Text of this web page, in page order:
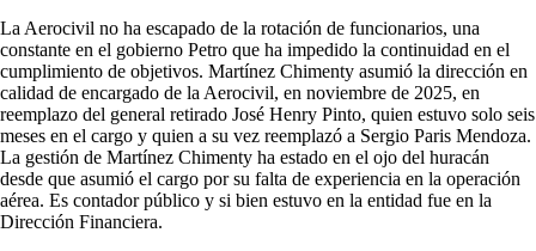
La Aerocivil no ha escapado de la rotación de funcionarios, una
constante en el gobierno Petro que ha impedido la continuidad en el
cumplimiento de objetivos. Martínez Chimenty asumió la dirección en
calidad de encargado de la Aerocivil, en noviembre de 2025, en
reemplazo del general retirado José Henry Pinto, quien estuvo solo seis
meses en el cargo y quien a su vez reemplazó a Sergio Paris Mendoza.
La gestión de Martínez Chimenty ha estado en el ojo del huracán
desde que asumió el cargo por su falta de experiencia en la operación
aérea. Es contador público y si bien estuvo en la entidad fue en la
Dirección Financiera.